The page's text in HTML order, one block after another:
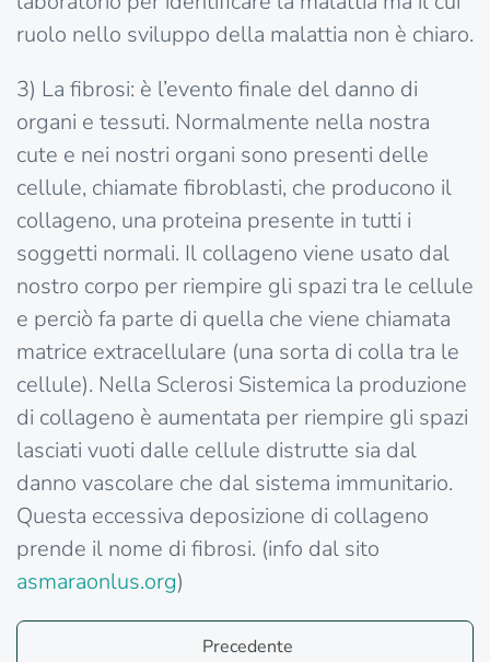
ruolo nello sviluppo della malattia non è chiaro.
3) La fibrosi: è l’evento finale del danno di
organi e tessuti. Normalmente nella nostra
cute e nei nostri organi sono presenti delle
cellule, chiamate fibroblasti, che producono il
collageno, una proteina presente in tutti i
soggetti normali. Il collageno viene usato dal
nostro corpo per riempire gli spazi tra le cellule
e perciò fa parte di quella che viene chiamata
matrice extracellulare (una sorta di colla tra le
cellule). Nella Sclerosi Sistemica la produzione
di collageno è aumentata per riempire gli spazi
lasciati vuoti dalle cellule distrutte sia dal
danno vascolare che dal sistema immunitario.
Questa eccessiva deposizione di collageno
prende il nome di fibrosi. (info dal sito
asmaraonlus.org)
Precedente